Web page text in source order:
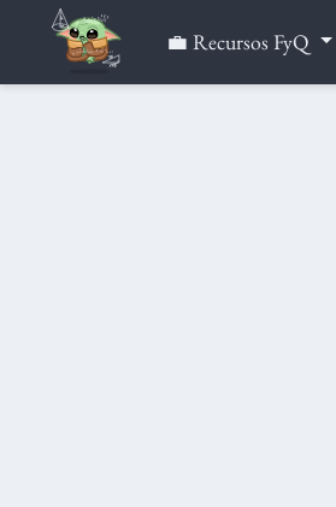
💼 Recursos FyQ